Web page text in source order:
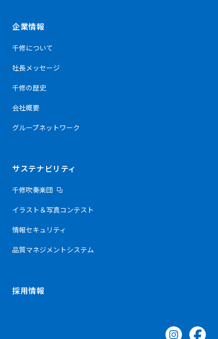
企業情報
千修について
社長メッセージ
千修の歴史
会社概要
グループネットワーク
サステナビリティ
千修吹奏楽団
イラスト＆写真コンテスト
情報セキュリティ
品質マネジメントシステム
採用情報